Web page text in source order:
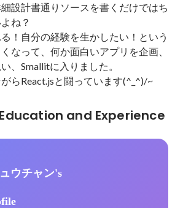
設計書通りソースを書くだけではち
ね？
！自分の経験を生かしたい！という
なって、何か面白いアプリを企画、
、Smallitに入りました。
らReact.jsと闘っています(^_^)/~
ウチャン's